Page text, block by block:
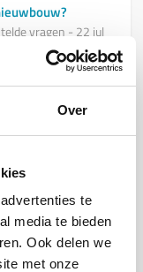
Over
te
media te bieden
Ook delen we
met onze
vragen - 22 jul
vragen